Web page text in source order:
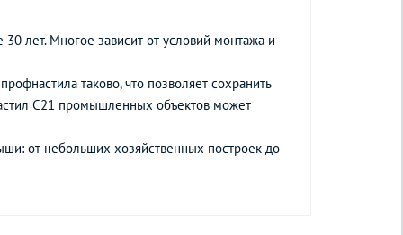
лет. Многое зависит от условий монтажа и
таково, что позволяет сохранить
С21 промышленных объектов может
от небольших хозяйственных построек до